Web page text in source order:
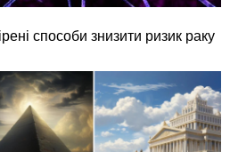
способи знизити ризик раку